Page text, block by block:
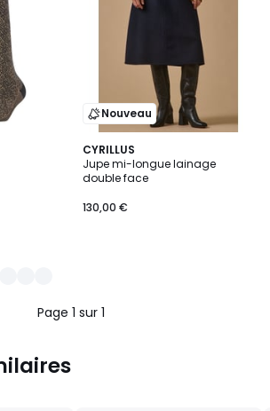
Nouveau
CYRILLUS
Jupe mi-longue lainage
double face
130,00 €
Page 1 sur 1